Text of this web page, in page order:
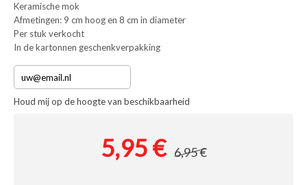
Keramische mok
Afmetingen: 9 cm hoog en 8 cm in diameter
Per stuk verkocht
In de kartonnen geschenkverpakking
Houd mij op de hoogte van beschikbaarheid
5,95 € 6,95 €